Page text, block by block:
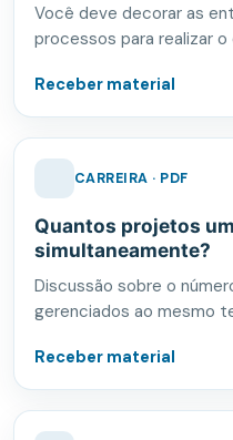
Você deve decorar as
processos para realizar o
Receber material
CARREIRA · PDF
Quantos projetos
simultaneamente?
Discussão sobre o
gerenciados ao mesmo
Receber material